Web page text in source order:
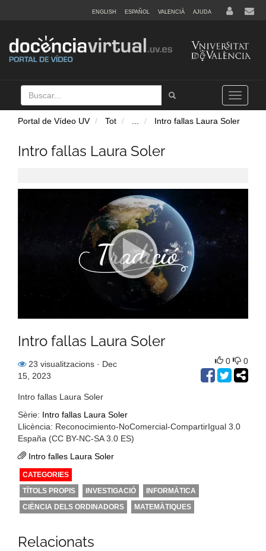
ENGLISH ESPAÑOL VALENCIÀ AJUDA
Buscar
Tramet
Toggle
navigation
Portal de Vídeo UV Tot Intro fallas Laura Soler
Intro fallas Laura Soler
Intro fallas Laura Soler
23 visualitzacions · Dec
15, 2023
0 0
Intro fallas Laura Soler
Sèrie: Intro fallas Laura Soler
Llicència: Reconocimiento-NoComercial-CompartirIgual 3.0
España (CC BY-NC-SA 3.0 ES)
Intro falles Laura Soler
CATEGORIES
TÍTOLS PROPIS
INVESTIGACIÓ
INFORMÀTICA
CIÈNCIA DELS ORDINADORS
MATEMÀTIQUES
Relacionats